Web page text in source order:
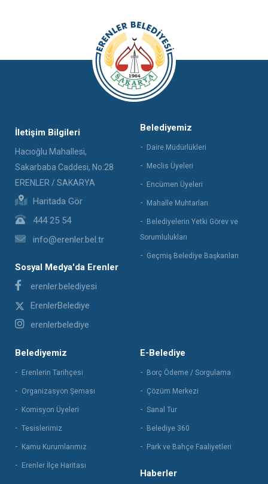
İletişim Bilgileri
Hacıoğlu Mahallesi,
Sakarbaba Caddesi, No:28
ERENLER / SAKARYA
Haritada Gör
444 25 54
info@erenler.bel.tr
Sosyal Medya'da Erenler
erenler.belediyesi
ErenlerBelediye
erenlerbelediye
Belediyemiz
Daire Müdürlükleri
Meclis Üyeleri
Encümen Üyeleri
Mahalle Muhtarları
Belediyelerin Yetki Görev ve
Sorumlulukları
Geçmiş Belediye Başkanları
Belediyemiz
Erenlerin Tarihçesi
Organizasyon Şeması
Komisyon Üyeleri
Tesislerimiz
Kamu Kurumlarımız
Erenler İlçe Haritası
E-Belediye
Borç Ödeme / Sorgulama
Çözüm Merkezi
Sanal Tur
Belediye 360
Park ve Bahçe Faaliyetleri
Haberler